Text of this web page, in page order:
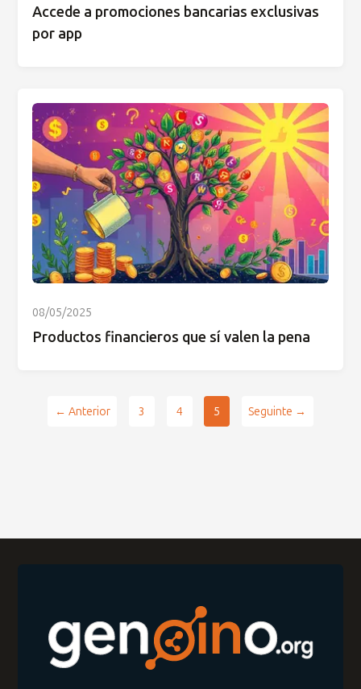
Accede a promociones bancarias exclusivas
por app
08/05/2025
Productos financieros que sí valen la pena
← Anterior 3 4 5 Seguinte →